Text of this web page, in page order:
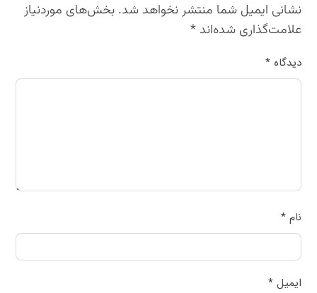
نشانی ایمیل شما منتشر نخواهد شد. بخش‌های موردنیاز
علامت‌گذاری شده‌اند*
دیدگاه*
نام*
ایمیل*